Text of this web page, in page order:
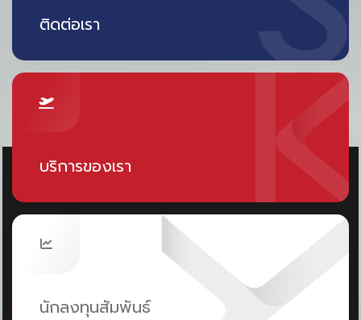
ติดต่อเรา
บริการของเรา
นักลงทุนสัมพันธ์